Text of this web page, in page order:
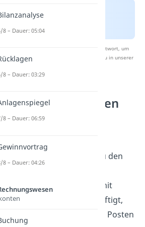
Nach Beantwortung speichern wir deine Antwort, um
zu verbessern. Mehr dazu erfährst du in unserer
und
gehören zu den
Wer sich mit
beschäftigt,
Geschäftsvorfälle den Posten
8 – Dauer: 05:04
8 – Dauer: 03:29
8 – Dauer: 06:59
8 – Dauer: 04:26